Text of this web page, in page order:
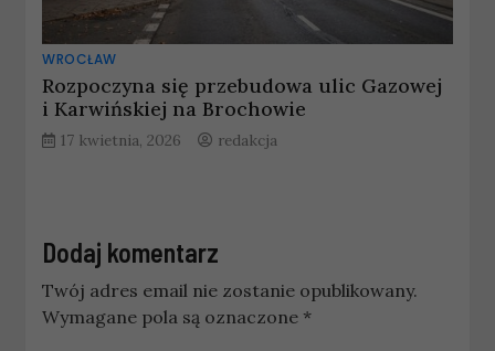
WROCŁAW
Rozpoczyna się przebudowa ulic Gazowej
i Karwińskiej na Brochowie
17 kwietnia, 2026 redakcja
Dodaj komentarz
Twój adres email nie zostanie opublikowany.
Wymagane pola są oznaczone *